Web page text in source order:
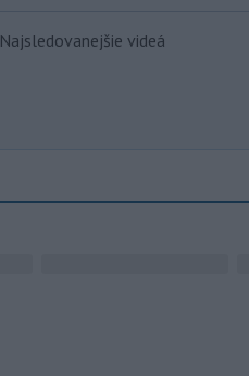
Najsledovanejšie videá